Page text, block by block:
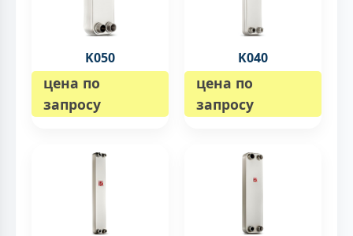
K050
цена по
запросу
K040
цена по
запросу